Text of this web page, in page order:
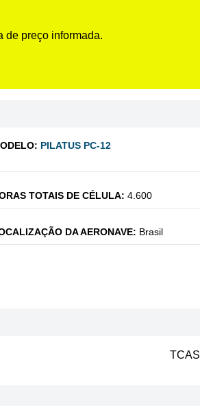
de preço informada.
PILATUS PC-12
TOTAIS DE CÉLULA: 4.600
DA AERONAVE: Brasil
TCAS